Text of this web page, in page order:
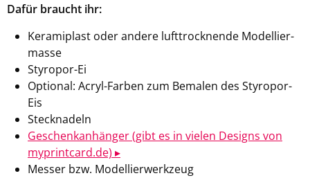
Dafür braucht ihr:
Ke­ra­mi­plast oder an­de­re luft­trock­nen­de Mo­del­lier­
mas­se
Styropor-​Ei
Op­tio­nal: Acryl-​Farben zum Be­ma­len des Styropor-​
Eis
Steck­na­deln
Ge­schenk­an­hän­ger (gibt es in vie­len De­signs von
my­print­card.de) ▸
Mes­ser bzw. Mo­del­lier­werk­zeug